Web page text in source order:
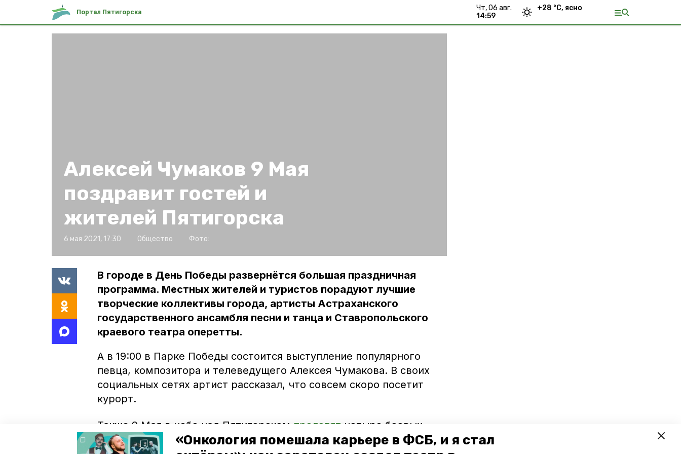
«Онкология помешала карьере в ФСБ, и я стал
Портал Пятигорска
чт, 06 авг.
14:59
+28 °С, ясно
Алексей Чумаков 9 Мая
поздравит гостей и
жителей Пятигорска
6 мая 2021, 17:30 Общество Фото:
В городе в День Победы развернётся большая праздничная
программа. Местных жителей и туристов порадуют лучшие
творческие коллективы города, артисты Астраханского
государственного ансамбля песни и танца и Ставропольского
краевого театра оперетты.
А в 19:00 в Парке Победы состоится выступление популярного
певца, композитора и телеведущего Алексея Чумакова. В своих
социальных сетях артист рассказал, что совсем скоро посетит
курорт.
Также 9 Мая в небе над Пятигорском пролетят четыре боевых
вертолёта. После пройдёт митинг памяти на Военном мемориале.